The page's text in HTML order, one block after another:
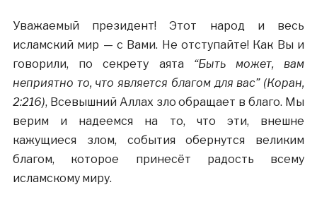
Уважаемый президент! Этот народ и весь
исламский мир — с Вами. Не отступайте! Как Вы и
говорили, по секрету аята “Быть может, вам
неприятно то, что является благом для вас” (Коран,
2:216), Всевышний Аллах зло обращает в благо. Мы
верим и надеемся на то, что эти, внешне
кажущиеся злом, события обернутся великим
благом, которое принесёт радость всему
исламскому миру.